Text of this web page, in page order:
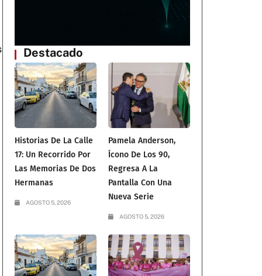
Destacado
Historias De La Calle
17: Un Recorrido Por
Las Memorias De Dos
Hermanas
AGOSTO 5, 2026
Pamela Anderson,
Ícono De Los 90,
Regresa A La
Pantalla Con Una
Nueva Serie
AGOSTO 5, 2026